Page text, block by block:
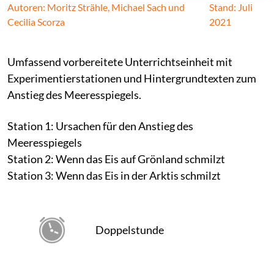
Autoren: Moritz Strähle, Michael Sach und
Cecilia Scorza
Stand: Juli
2021
Umfassend vorbereitete Unterrichtseinheit mit
Experimentierstationen und Hintergrundtexten zum
Anstieg des Meeresspiegels.
Station 1: Ursachen für den Anstieg des
Meeresspiegels
Station 2: Wenn das Eis auf Grönland schmilzt
Station 3: Wenn das Eis in der Arktis schmilzt
Doppelstunde